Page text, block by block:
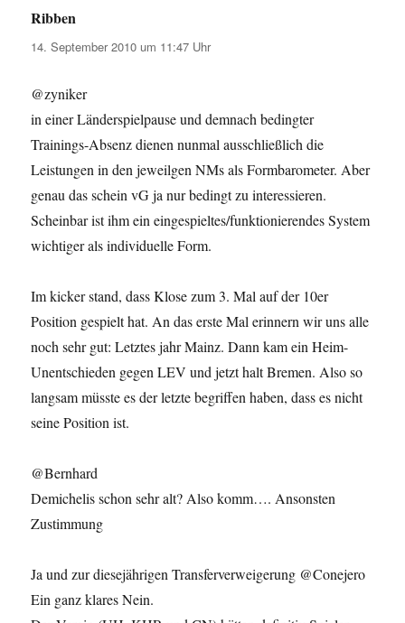
Ribben
14. September 2010 um 11:47 Uhr
@zyniker
in einer Länderspielpause und demnach bedingter
Trainings-Absenz dienen nunmal ausschließlich die
Leistungen in den jeweilgen NMs als Formbarometer. Aber
genau das schein vG ja nur bedingt zu interessieren.
Scheinbar ist ihm ein eingespieltes/funktionierendes System
wichtiger als individuelle Form.
Im kicker stand, dass Klose zum 3. Mal auf der 10er
Position gespielt hat. An das erste Mal erinnern wir uns alle
noch sehr gut: Letztes jahr Mainz. Dann kam ein Heim-
Unentschieden gegen LEV und jetzt halt Bremen. Also so
langsam müsste es der letzte begriffen haben, dass es nicht
seine Position ist.
@Bernhard
Demichelis schon sehr alt? Also komm…. Ansonsten
Zustimmung
Ja und zur diesejährigen Transferverweigerung @Conejero
Ein ganz klares Nein.